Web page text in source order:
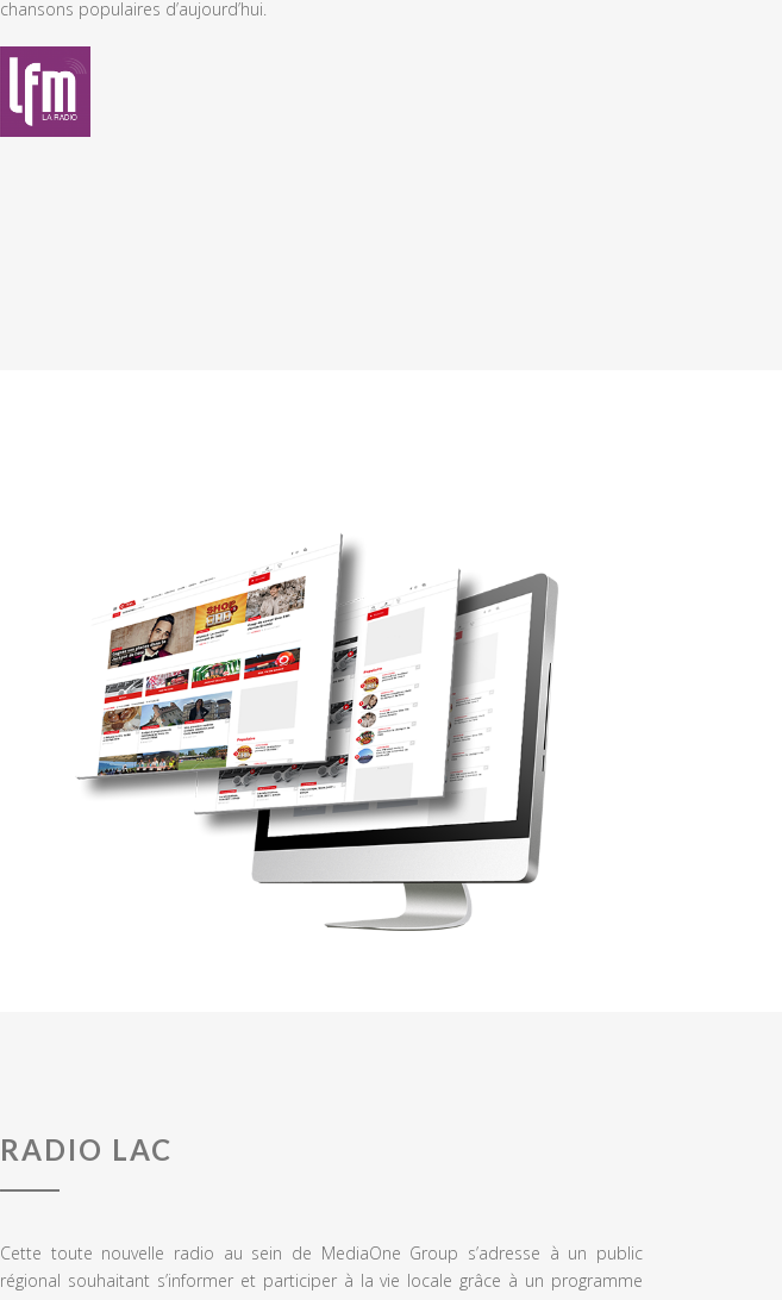
chansons populaires d’aujourd’hui.
RADIO LAC
Cette toute nouvelle radio au sein de MediaOne Group s’adresse à un public
régional souhaitant s’informer et participer à la vie locale grâce à un programme